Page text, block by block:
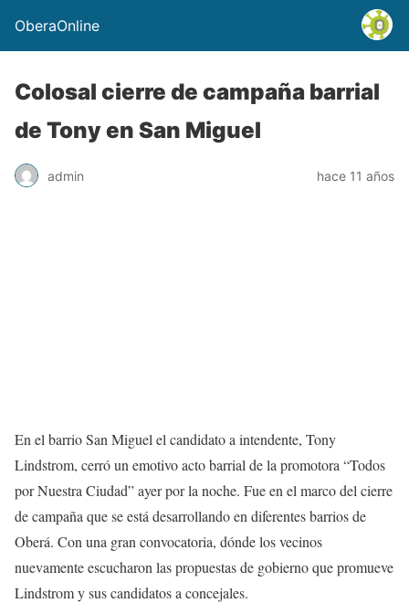
OberaOnline
Colosal cierre de campaña barrial
de Tony en San Miguel
admin hace 11 años
En el barrio San Miguel el candidato a intendente, Tony
Lindstrom, cerró un emotivo acto barrial de la promotora “Todos
por Nuestra Ciudad” ayer por la noche. Fue en el marco del cierre
de campaña que se está desarrollando en diferentes barrios de
Oberá. Con una gran convocatoria, dónde los vecinos
nuevamente escucharon las propuestas de gobierno que promueve
Lindstrom y sus candidatos a concejales.